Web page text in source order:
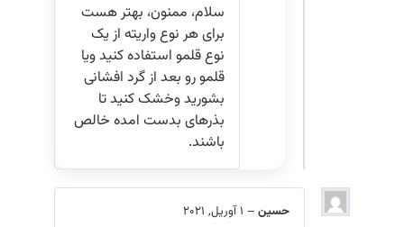
سلام، ممنون، بهتر هست
برای هر نوع واریته از یک
نوع قلمو استفاده کنید ویا
قلمو رو بعد از گرد افشانی
بشورید وخشک کنید تا
بذرهای بدست امده خالص
حسین–1 آوریل, 2021